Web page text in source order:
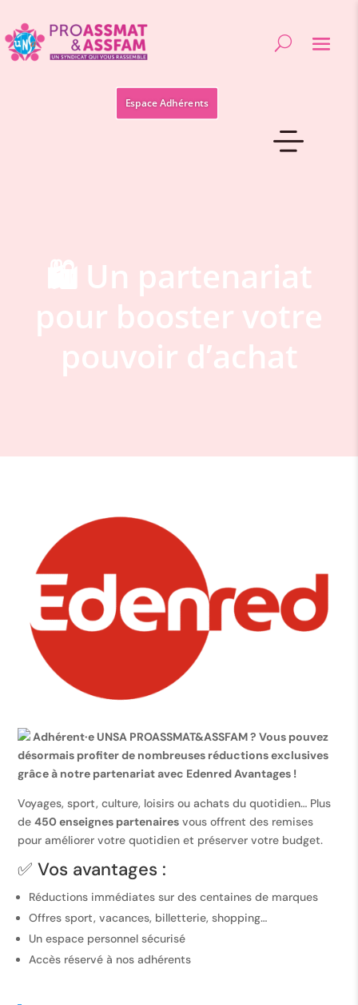
Espace Adhérents
🛍️ Un partenariat
pour booster votre
pouvoir d’achat
Adhérent·e UNSA PROASSMAT&ASSFAM ? Vous pouvez
désormais profiter de nombreuses réductions exclusives
grâce à notre partenariat avec Edenred Avantages !
Voyages, sport, culture, loisirs ou achats du quotidien… Plus
de450 enseignes partenaires vous offrent des remises
pour améliorer votre quotidien et préserver votre budget.
✅ Vos avantages :
Réductions immédiates sur des centaines de marques
Offres sport, vacances, billetterie, shopping…
Un espace personnel sécurisé
Accès réservé à nos adhérents